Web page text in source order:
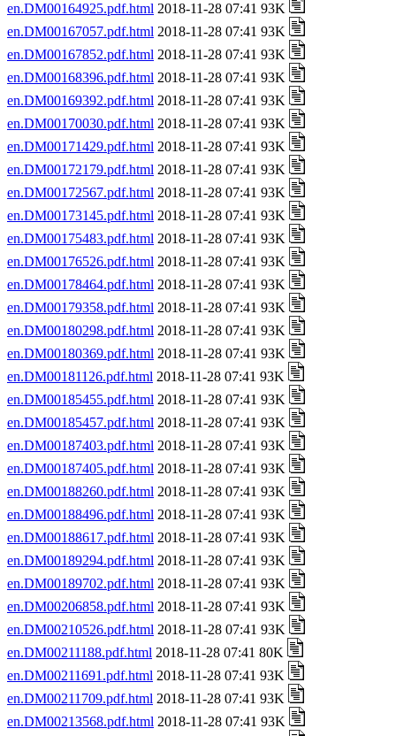
en.DM00164925.pdf.html 2018-11-28 07:41 93K
en.DM00167057.pdf.html 2018-11-28 07:41 93K
en.DM00167852.pdf.html 2018-11-28 07:41 93K
en.DM00168396.pdf.html 2018-11-28 07:41 93K
en.DM00169392.pdf.html 2018-11-28 07:41 93K
en.DM00170030.pdf.html 2018-11-28 07:41 93K
en.DM00171429.pdf.html 2018-11-28 07:41 93K
en.DM00172179.pdf.html 2018-11-28 07:41 93K
en.DM00172567.pdf.html 2018-11-28 07:41 93K
en.DM00173145.pdf.html 2018-11-28 07:41 93K
en.DM00175483.pdf.html 2018-11-28 07:41 93K
en.DM00176526.pdf.html 2018-11-28 07:41 93K
en.DM00178464.pdf.html 2018-11-28 07:41 93K
en.DM00179358.pdf.html 2018-11-28 07:41 93K
en.DM00180298.pdf.html 2018-11-28 07:41 93K
en.DM00180369.pdf.html 2018-11-28 07:41 93K
en.DM00181126.pdf.html 2018-11-28 07:41 93K
en.DM00185455.pdf.html 2018-11-28 07:41 93K
en.DM00185457.pdf.html 2018-11-28 07:41 93K
en.DM00187403.pdf.html 2018-11-28 07:41 93K
en.DM00187405.pdf.html 2018-11-28 07:41 93K
en.DM00188260.pdf.html 2018-11-28 07:41 93K
en.DM00188496.pdf.html 2018-11-28 07:41 93K
en.DM00188617.pdf.html 2018-11-28 07:41 93K
en.DM00189294.pdf.html 2018-11-28 07:41 93K
en.DM00189702.pdf.html 2018-11-28 07:41 93K
en.DM00206858.pdf.html 2018-11-28 07:41 93K
en.DM00210526.pdf.html 2018-11-28 07:41 93K
en.DM00211188.pdf.html 2018-11-28 07:41 80K
en.DM00211691.pdf.html 2018-11-28 07:41 93K
en.DM00211709.pdf.html 2018-11-28 07:41 93K
en.DM00213568.pdf.html 2018-11-28 07:41 93K